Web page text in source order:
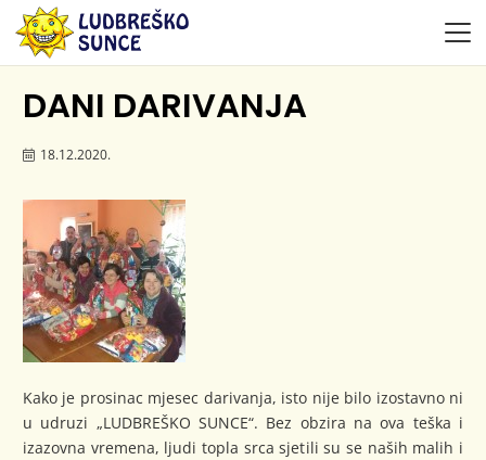
DANI DARIVANJA
18.12.2020.
Kako je prosinac mjesec darivanja, isto nije bilo izostavno ni
u udruzi „LUDBREŠKO SUNCE“. Bez obzira na ova teška i
izazovna vremena, ljudi topla srca sjetili su se naših malih i